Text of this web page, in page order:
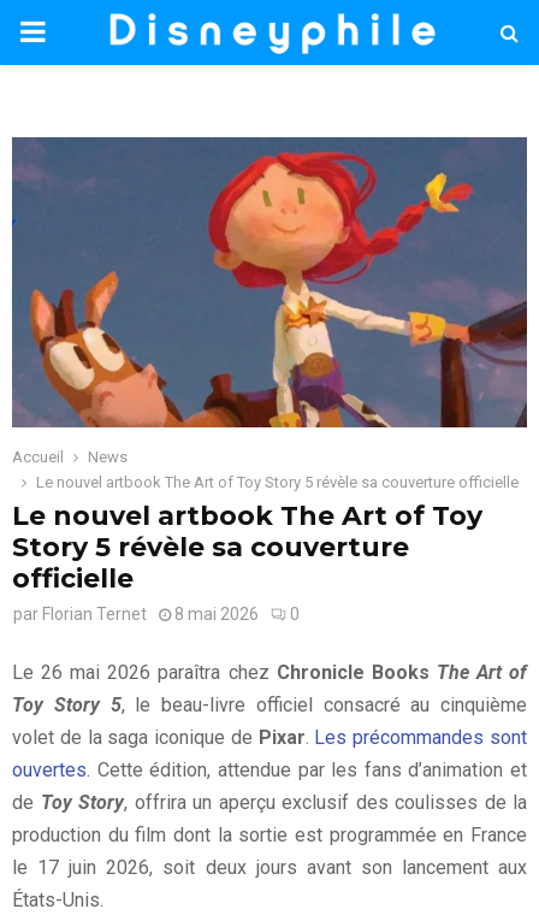
PRIMARY
Accueil
News
Le nouvel artbook The Art of Toy Story 5 révèle sa couverture officielle
Le nouvel artbook The Art of Toy
Story 5 révèle sa couverture
officielle
par Florian Ternet 8 mai 2026 0
Le 26 mai 2026 paraîtra chez Chronicle Books The Art of
Toy Story 5, le beau-livre officiel consacré au cinquième
volet de la saga iconique de Pixar Les précommandes sont
ouvertes. Cette édition, attendue par les fans d’animation et
de Toy Story, offrira un aperçu exclusif des coulisses de la
production du film dont la sortie est programmée en France
le 17 juin 2026, soit deux jours avant son lancement aux
États-Unis.